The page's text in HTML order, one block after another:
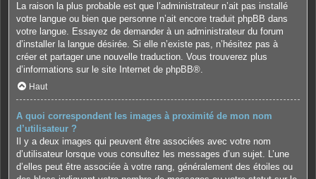
La raison la plus probable est que l’administrateur n’ait pas installé
votre langue ou bien que personne n’ait encore traduit phpBB dans
votre langue. Essayez de demander à un administrateur du forum
d’installer la langue désirée. Si elle n’existe pas, n’hésitez pas à
créer et partager une nouvelle traduction. Vous trouverez plus
d’informations sur le site Internet de phpBB®.
Haut
A quoi correspondent les images à proximité de mon nom
d’utilisateur ?
Il y a deux images qui peuvent être associées avec votre nom
d’utilisateur lorsque vous consultez les messages d’un sujet. L’une
d’elles peut être associée à votre rang, généralement des étoiles ou